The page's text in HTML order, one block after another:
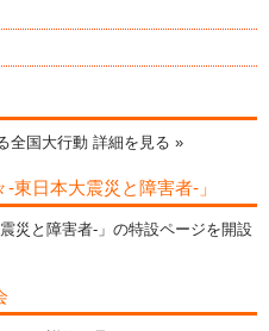
全国大行動 詳細を見る »
東日本大震災と障害者-」
災と障害者-」の特設ページを開設